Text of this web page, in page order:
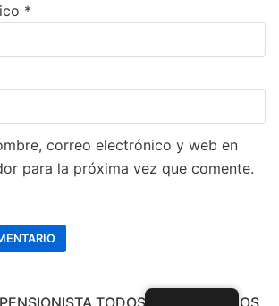
*
correo electrónico y web en
para la próxima vez que comente.
TODOS LOS DERECHOS